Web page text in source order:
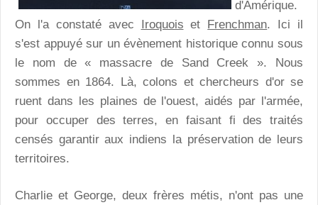
d'Amérique.
On l'a constaté avec Iroquois et Frenchman. Ici il
s'est appuyé sur un évènement historique connu sous
le nom de « massacre de Sand Creek ». Nous
sommes en 1864. Là, colons et chercheurs d'or se
ruent dans les plaines de l'ouest, aidés par l'armée,
pour occuper des terres, en faisant fi des traités
censés garantir aux indiens la préservation de leurs
territoires.
Charlie et George, deux frères métis, n'ont pas une